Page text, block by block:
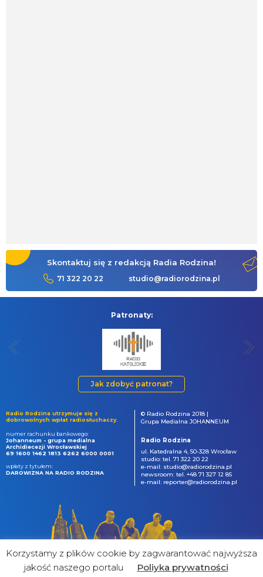
Skontaktuj się z redakcją Radia Rodzina!
71 322 20 22 studio@radiorodzina.pl
Patronaty:
Jak zdobyć patronat?
Radio Rodzina utrzymuje się z
dobrowolnych wpłat radiosłuchaczy.
numer rachunku bankowego:
Johanneum - grupa medialna
Archidiecezji Wrocławskiej
69 1600 1462 1813 6262 6000 0001
wpłaty z tytułem:
DAROWIZNA NA RADIO RODZINA
© Radio Rodzina 2018 |
Grupa Medialna JOHANNEUM
Radio Rodzina
ul. Katedralna 4, 50-328 Wrocław
studio: tel. 71 322 20 22
e-mail: studio@radiorodzina.pl
newsroom: tel. +48 71 327 12 85
e-mail: reporter@radiorodzina.pl
Korzystamy z plików cookie by zagwarantować najwyższa
jakość naszego portalu
Poliyka prywatności